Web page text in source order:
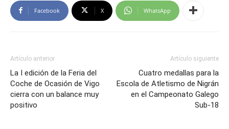
Facebook X WhatsApp
Artículo anterior
La I edición de la Feria del
Coche de Ocasión de Vigo
cierra con un balance muy
positivo
Artículo siguiente
Cuatro medallas para la
Escola de Atletismo de Nigrán
en el Campeonato Galego
Sub-18